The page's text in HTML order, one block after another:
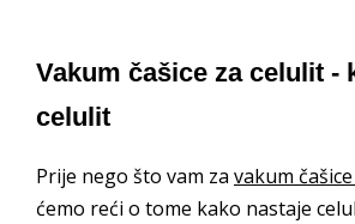
Vakum čašice za celulit -
celulit
Prije nego što vam za vakum
ćemo reći o tome kako nastaje